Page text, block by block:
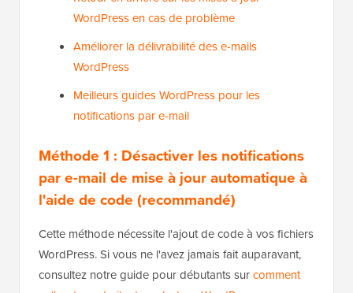
WordPress en cas de problème
Améliorer la délivrabilité des e-mails
WordPress
Meilleurs guides WordPress pour les
notifications par e-mail
Méthode 1 : Désactiver les notifications
par e-mail de mise à jour automatique à
l'aide de code (recommandé)
Cette méthode nécessite l'ajout de code à vos fichiers
WordPress. Si vous ne l'avez jamais fait auparavant,
consultez notre guide pour débutants surcomment